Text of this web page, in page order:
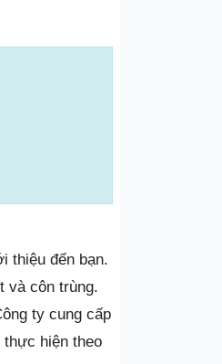
thiệu đến bạn.
và côn trùng.
ty cung cấp
hiện theo